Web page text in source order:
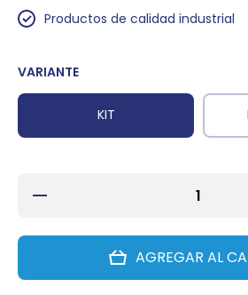
Productos de calidad industrial
VARIANTE
KIT
Reducir
AGREGAR AL